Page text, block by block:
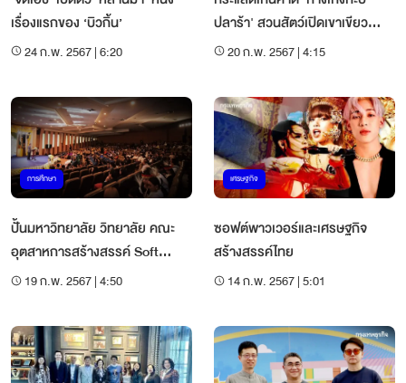
เรื่องแรกของ ‘บิวกิ้น’
24 ก.พ. 2567 | 6:20
ปลาร้า' สวนสัตว์เปิดเขาเขียว
ยอดสั่งจองถล่มทลาย
20 ก.พ. 2567 | 4:15
การศึกษา
ปั้นมหาวิทยาลัย วิทยาลัย คณะ
อุตสาหการสร้างสรรค์ Soft
Power
19 ก.พ. 2567 | 4:50
เศรษฐกิจ
ซอฟต์พาวเวอร์และเศรษฐกิจ
สร้างสรรค์ไทย
14 ก.พ. 2567 | 5:01